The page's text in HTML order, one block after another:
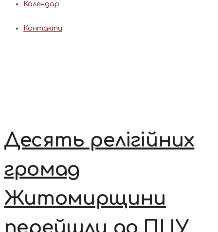
Календар
Контакти
Десять релігійних
громад
Житомирщини
перейшли до ПЦУ